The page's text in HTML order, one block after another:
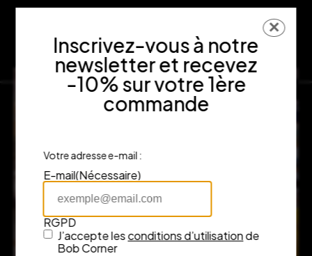
Inscrivez-vous à notre
newsletter et recevez
-10% sur votre 1ère
commande
Votre adresse e-mail :
E-mail(Nécessaire)
RGPD
J’accepte lesconditions d’utilisationde
Bob Corner
✕